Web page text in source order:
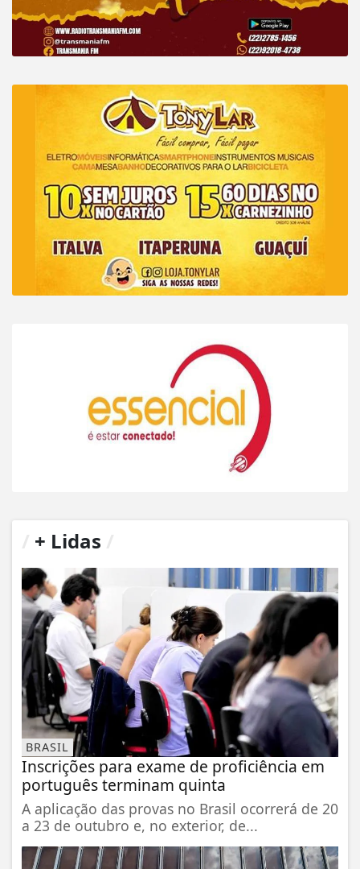
+ Lidas
BRASIL
Inscrições para exame de proficiência em
português terminam quinta
A aplicação das provas no Brasil ocorrerá de 20
a 23 de outubro e, no exterior, de...